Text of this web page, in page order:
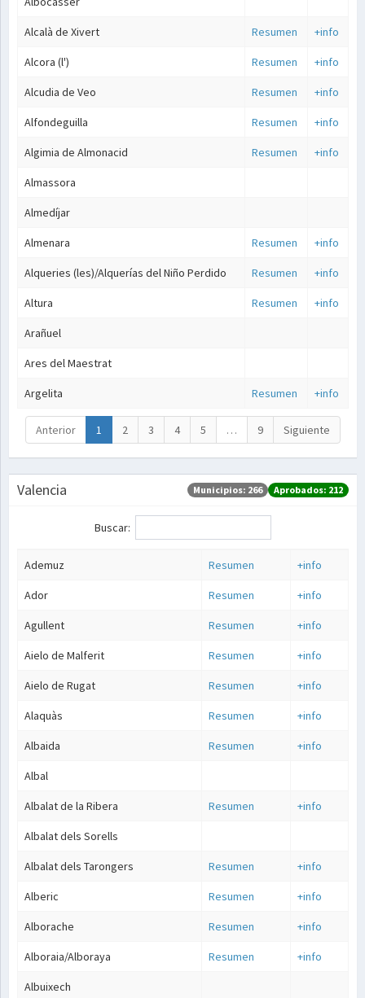
Alcalà de Xivert Resumen +info
Alcora (l') Resumen +info
Alcudia de Veo Resumen +info
Alfondeguilla Resumen +info
Algimia de Almonacid Resumen +info
Almassora
Almedíjar
Almenara Resumen +info
Alqueries (les)/Alquerías del Niño Perdido Resumen +info
Altura Resumen +info
Arañuel
Ares del Maestrat
Argelita Resumen +info
Anterior 1 2 3 4 5 … 9 Siguiente
Valencia Aprobados: 212
Municipios: 266
Buscar:
Ademuz Resumen +info
Ador Resumen +info
Agullent Resumen +info
Aielo de Malferit Resumen +info
Aielo de Rugat Resumen +info
Alaquàs Resumen +info
Albaida Resumen +info
Albal
Albalat de la Ribera Resumen +info
Albalat dels Sorells
Albalat dels Tarongers Resumen +info
Alberic Resumen +info
Alborache Resumen +info
Alboraia/Alboraya Resumen +info
Albuixech